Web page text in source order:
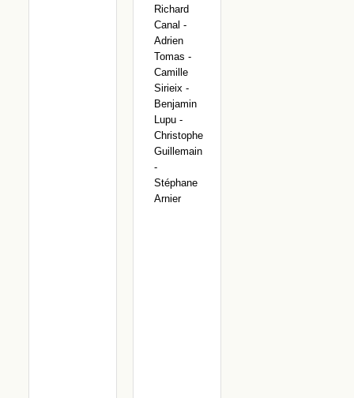
Richard
Canal -
Adrien
Tomas -
Camille
Sirieix -
Benjamin
Lupu -
Christophe
Guillemain
-
Stéphane
Arnier